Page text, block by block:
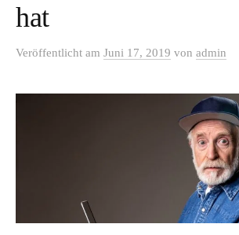
hat
Veröffentlicht am Juni 17, 2019 von admin